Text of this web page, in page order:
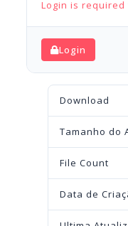
Login is required
Login
Download
Tamanho do
File Count
Data de